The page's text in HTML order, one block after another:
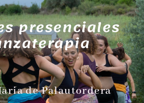
presenciales
de Palautordera